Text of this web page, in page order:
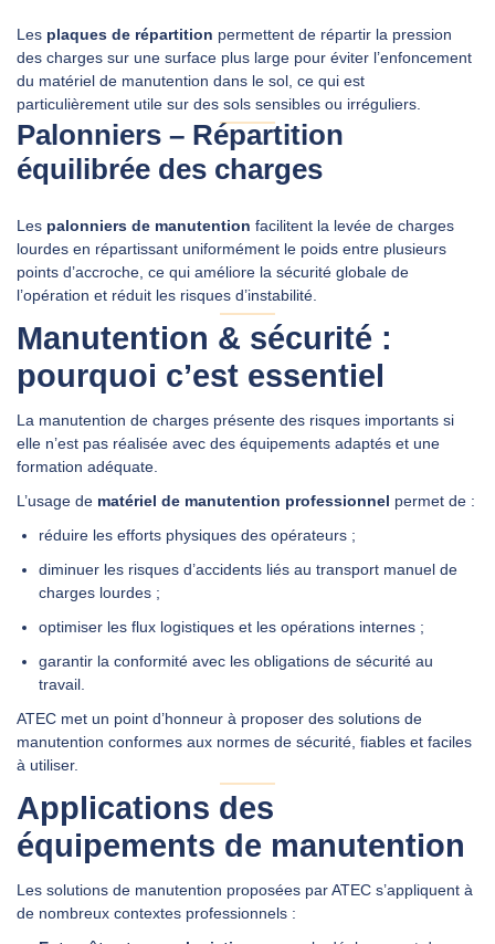
Les plaques de répartition permettent de répartir la pression
des charges sur une surface plus large pour éviter l’enfoncement
du matériel de manutention dans le sol, ce qui est
particulièrement utile sur des sols sensibles ou irréguliers.
Palonniers – Répartition
équilibrée des charges
Les palonniers de manutention facilitent la levée de charges
lourdes en répartissant uniformément le poids entre plusieurs
points d’accroche, ce qui améliore la sécurité globale de
l’opération et réduit les risques d’instabilité.
Manutention & sécurité :
pourquoi c’est essentiel
La manutention de charges présente des risques importants si
elle n’est pas réalisée avec des équipements adaptés et une
formation adéquate.
L’usage de matériel de manutention professionnel permet de :
réduire les efforts physiques des opérateurs ;
diminuer les risques d’accidents liés au transport manuel de
charges lourdes ;
optimiser les flux logistiques et les opérations internes ;
garantir la conformité avec les obligations de sécurité au
travail.
ATEC met un point d’honneur à proposer des solutions de
manutention conformes aux normes de sécurité, fiables et faciles
à utiliser.
Applications des
équipements de manutention
Les solutions de manutention proposées par ATEC s’appliquent à
de nombreux contextes professionnels :